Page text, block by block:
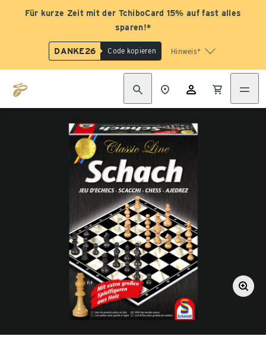
Für kurze Zeit mit der TchiboCard 15% auf fast alles
sparen!*
DANKE26 Code kopieren Hinweis*